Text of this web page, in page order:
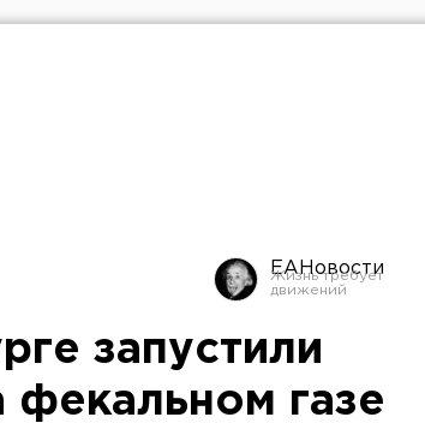
ЕАНовости
запустили
фекальном газе